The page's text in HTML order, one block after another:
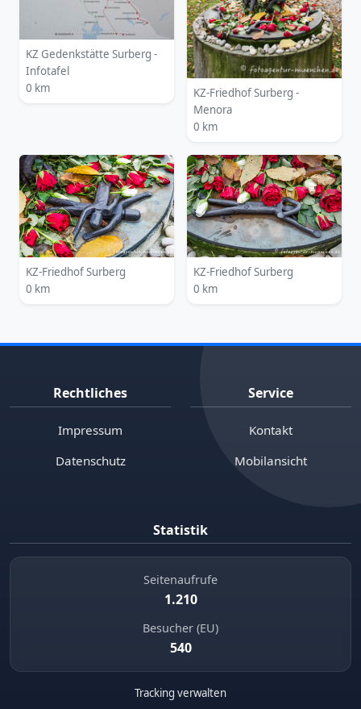
KZ Gedenkstätte Surberg -
Infotafel
0 km
KZ-Friedhof Surberg -
Menora
0 km
KZ-Friedhof Surberg
0 km
KZ-Friedhof Surberg
0 km
Rechtliches
Impressum
Datenschutz
Service
Kontakt
Mobilansicht
Statistik
Seitenaufrufe
1.210
Besucher (EU)
540
Tracking verwalten